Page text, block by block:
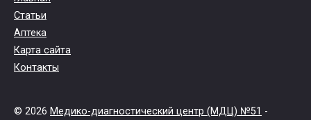
Статьи
Аптека
Карта сайта
Контакты
© 2026 Медико-диагностический центр (МДЦ) №51 -